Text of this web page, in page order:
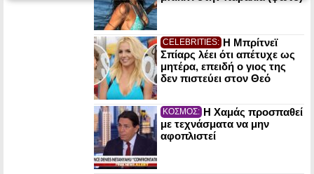
CELEBRITIES: Η Μπρίτνεϊ
Σπίαρς λέει ότι απέτυχε ως
μητέρα, επειδή ο γιος της
δεν πιστεύει στον Θεό
ΚΟΣΜΟΣ: Η Χαμάς προσπαθεί
με τεχνάσματα να μην
αφοπλιστεί